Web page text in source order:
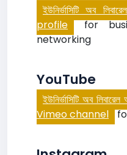
ইউনির্ভাসিটি অব
profile for
networking
YouTube
ইউনির্ভাসিটি অব
Vimeo channel